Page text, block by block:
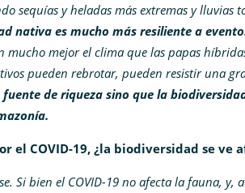
sequías y heladas más extremas y lluvias
nativa es mucho más resiliente a
mucho mejor el clima que las papas
pueden rebrotar, pueden resistir una
de riqueza sino que la
el COVID-19, ¿la biodiversidad se
Si bien el COVID-19 no afecta la fauna, y,